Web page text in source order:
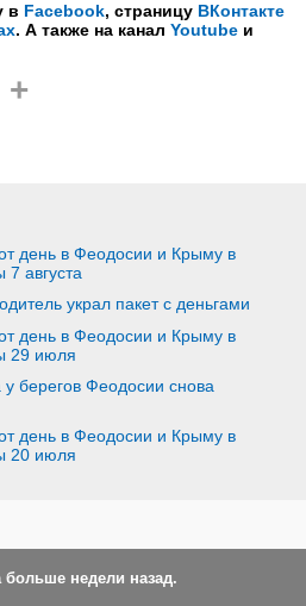
в Facebook, страницу ВКонтакте
. А также на канал Youtube и
+
день в Феодосии и Крыму в
августа
украл пакет с деньгами
день в Феодосии и Крыму в
29 июля
берегов Феодосии снова
день в Феодосии и Крыму в
20 июля
больше недели назад.